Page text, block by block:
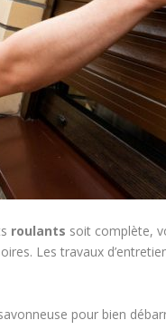
roulants soit complète,
Les travaux
pour bien